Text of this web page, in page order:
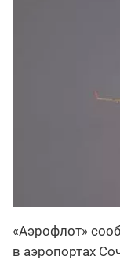
«Аэрофлот»
в аэропортах